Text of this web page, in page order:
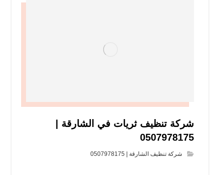
شركة تنظيف ثريات في الشارقة |
0507978175
شركة تنظيف الشارقة | 0507978175